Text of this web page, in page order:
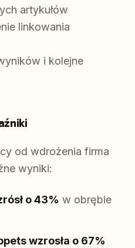
artykułów
linkowania
i kolejne
od wdrożenia firma
wyniki:
o 43% w obrębie
wzrosła o 67%